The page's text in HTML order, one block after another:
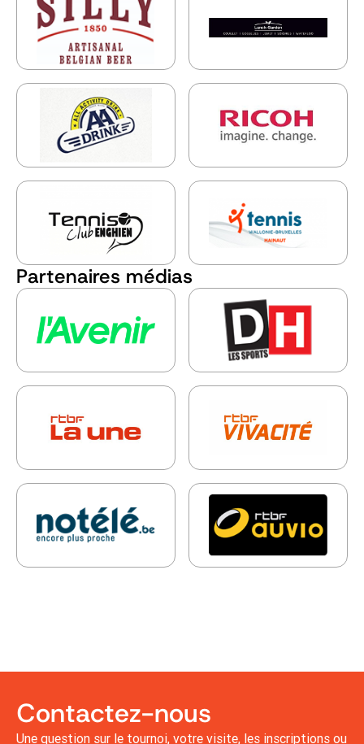
Partenaires médias
Contactez-nous
Une question sur le tournoi, votre visite, les inscriptions ou